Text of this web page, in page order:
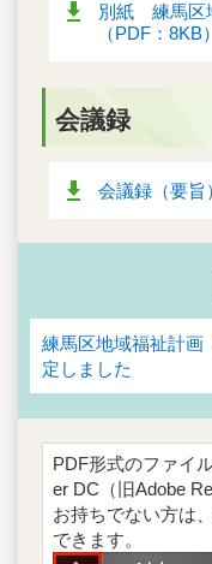
別紙 練馬区
（PDF：8KB）
会議録
会議録（要旨
練馬区地域福祉計画
定しました
PDF形式のファイ
er DC（旧Adobe
お持ちでない方は
できます。